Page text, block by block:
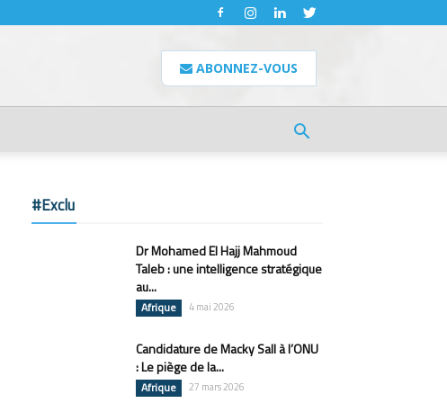
ABONNEZ-VOUS
#Exclu
Dr Mohamed El Hajj Mahmoud
Taleb : une intelligence stratégique
au...
Afrique 4 mai 2026
Candidature de Macky Sall à l’ONU
: Le piège de la...
Afrique 27 mars 2026